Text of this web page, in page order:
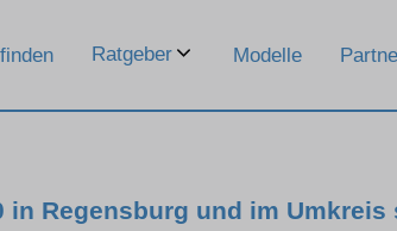
Ratgeber Modelle
in Regensburg und im Umkreis